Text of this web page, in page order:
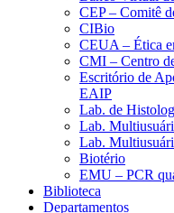
CEP – Comitê
CIBio
CEUA – Ética
CMI – Centro
Escritório de
EAIP
Lab. de
Lab.
Lab.
Biotério
EMU – PCR
Biblioteca
Departamentos